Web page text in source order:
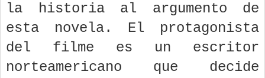
la historia al argumento de
esta novela. El protagonista
del filme es un escritor
norteamericano que decide